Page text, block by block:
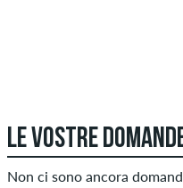
LE VOSTRE
Non ci sono ancora